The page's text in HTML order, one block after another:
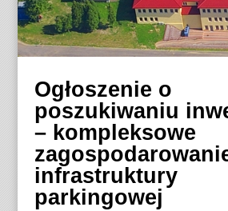
Ogłoszenie o
poszukiwaniu
– kompleksowe
infrastruktury
parkingowej